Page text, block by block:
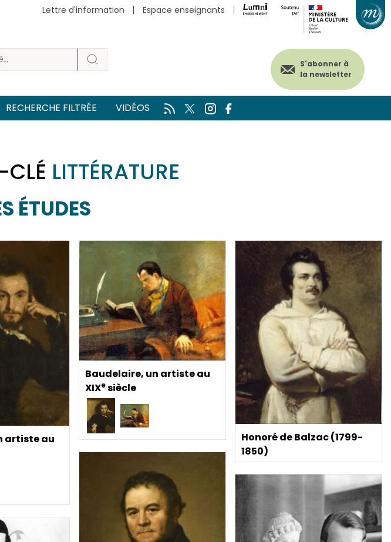
Lettre d'information Espace enseignants
S'abonner à
la newsletter
RECHERCHE FILTRÉE VIDÉOS
CLÉ LITTÉRATURE
ÉTUDES
artiste au
Baudelaire, un artiste au
XIXesiècle
Honoré de Balzac (1799-
1850)